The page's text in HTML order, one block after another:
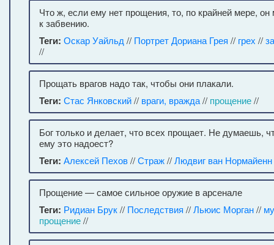
Что ж, если ему нет прощения, то, по крайней мере, он
к забвению.
Теги: Оскар Уайльд // Портрет Дориана Грея // грех //
//
Прощать врагов надо так, чтобы они плакали.
Теги: Стас Янковский// враги, вражда// прощение//
Бог только и делает, что всех прощает. Не думаешь,
ему это надоест?
Теги: Алексей Пехов//Страж//Людвиг ван Нормайенн
Прощение — самое сильное оружие в арсенале
Теги: Ридиан Брук// Последствия //Льюис Морган//
прощение//